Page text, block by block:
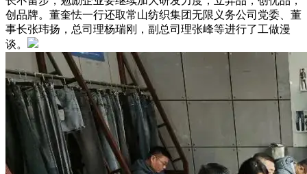
创品牌。董奎怯一行还取常山纺织集团无限义务公司党委、董
事长张玮扬，总司理杨瑞刚，副总司理张峰等进行了工做漫
谈。